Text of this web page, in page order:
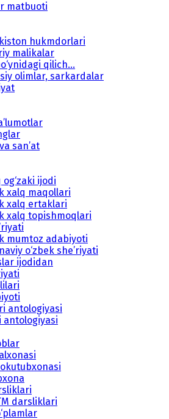
matbuoti
hukmdorlari
malikalar
qilich...
olimlar, sarkardalar
san’at
og‘zaki ijodi
xalq maqollari
xalq ertaklari
xalq topishmoqlari
mumtoz adabiyoti
o‘zbek she’riyati
ijodidan
antologiyasi
antologiyasi
darsliklari